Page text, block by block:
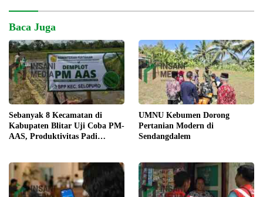
Baca Juga
Sebanyak 8 Kecamatan di
Kabupaten Blitar Uji Coba PM-
AAS, Produktivitas Padi
UMNU Kebumen Dorong
Pertanian Modern di
Sendangdalem